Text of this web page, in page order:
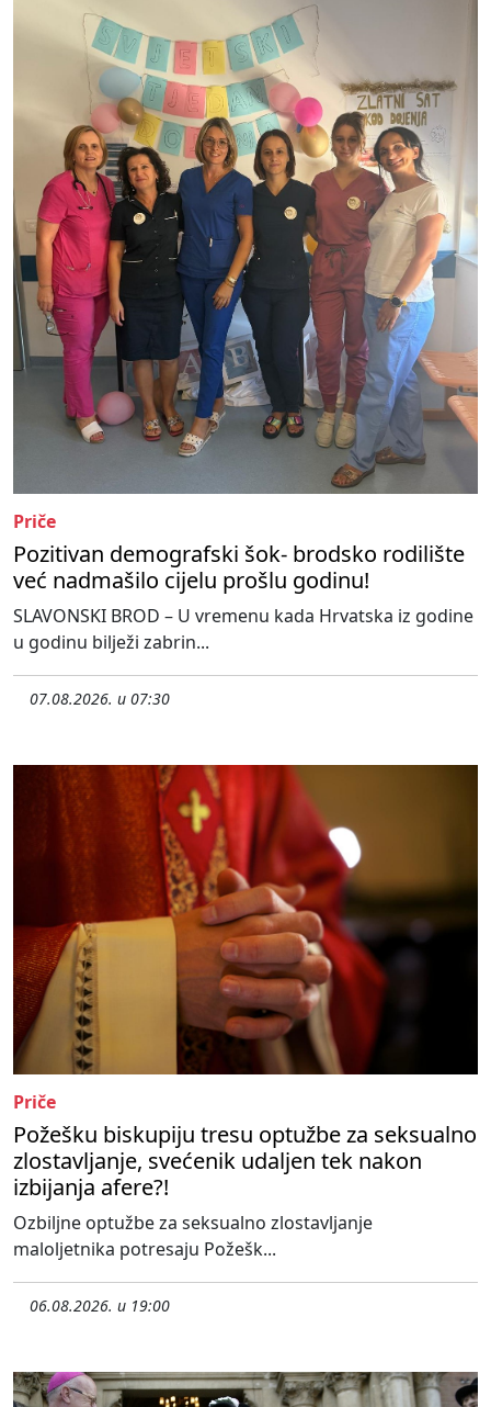
Priče
Pozitivan demografski šok- brodsko rodilište
već nadmašilo cijelu prošlu godinu!
SLAVONSKI BROD – U vremenu kada Hrvatska iz godine
u godinu bilježi zabrin...
07.08.2026. u 07:30
Priče
Požešku biskupiju tresu optužbe za seksualno
zlostavljanje, svećenik udaljen tek nakon
izbijanja afere?!
Ozbiljne optužbe za seksualno zlostavljanje
maloljetnika potresaju Požešk...
06.08.2026. u 19:00